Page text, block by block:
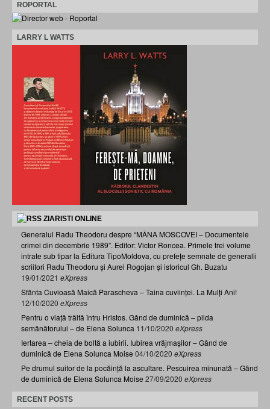
ROPORTAL
LARRY L WATTS
ZIARISTI ONLINE
Generalul Radu Theodoru despre “MÂNA MOSCOVEI – Documentele
crimei din decembrie 1989”. Editor: Victor Roncea. Primele trei volume
intrate sub tipar la Editura TipoMoldova, cu prefețe semnate de generalii
scriitori Radu Theodoru și Aurel Rogojan și istoricul Gh. Buzatu
19/01/2021 eXpress
Sfânta Cuvioasă Maică Parascheva – Taina cuviinței. La Mulți Ani!
12/10/2020 eXpress
Pentru o viață trăită întru Hristos. Gând de duminică – pilda
semănătorului – de Elena Solunca 11/10/2020 eXpress
Iertarea – cheia de boltă a iubirii. Iubirea vrăjmașilor – Gând de
duminică de Elena Solunca Moise 04/10/2020 eXpress
Pe drumul suitor de la pocăință la ascultare. Pescuirea minunată – Gând
de duminică de Elena Solunca Moise 27/09/2020 eXpress
RECENT POSTS